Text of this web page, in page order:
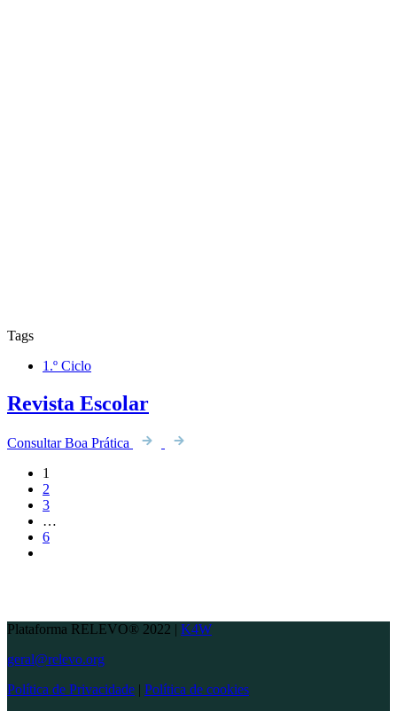
Tags
1.º Ciclo
Revista Escolar
Consultar Boa Prática
1
2
3
…
6
Plataforma RELEVO® 2022 | K4W
geral@relevo.org
Política de Privacidade | Política de cookies